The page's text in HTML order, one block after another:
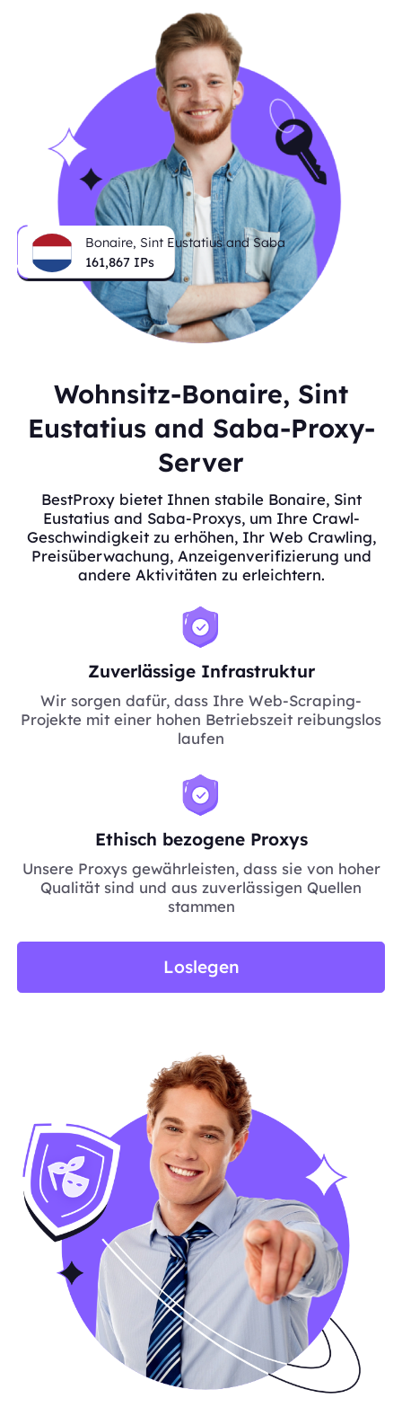
Bonaire, Sint Eustatius and Saba
161,867 IPs
Wohnsitz-Bonaire, Sint
Eustatius and Saba-Proxy-
Server
BestProxy bietet Ihnen stabile Bonaire, Sint
Eustatius and Saba-Proxys, um Ihre Crawl-
Geschwindigkeit zu erhöhen, Ihr Web Crawling,
Preisüberwachung, Anzeigenverifizierung und
andere Aktivitäten zu erleichtern.
Zuverlässige Infrastruktur
Wir sorgen dafür, dass Ihre Web-Scraping-
Projekte mit einer hohen Betriebszeit reibungslos
laufen
Ethisch bezogene Proxys
Unsere Proxys gewährleisten, dass sie von hoher
Qualität sind und aus zuverlässigen Quellen
stammen
Loslegen